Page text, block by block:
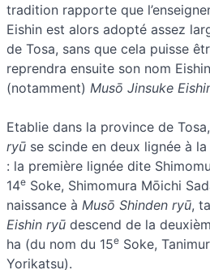
tradition rapporte que
Eishin est alors adopté assez
de Tosa, sans que cela puisse
reprendra ensuite son nom
(notamment) Musō Jinsuke
Etablie dans la province de Tosa,
ryū se scinde en deux lignée à
: la première lignée dite
14e Soke, Shimomura Mōichi
naissance à Musō Shinden ryū,
Eishin ryū descend de la
ha (du nom du 15e Soke,
Yorikatsu).